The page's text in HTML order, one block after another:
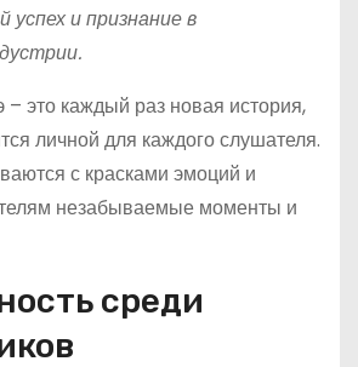
и признание в
– это каждый раз новая история,
личной для каждого слушателя.
с красками эмоций и
незабываемые моменты и
среди